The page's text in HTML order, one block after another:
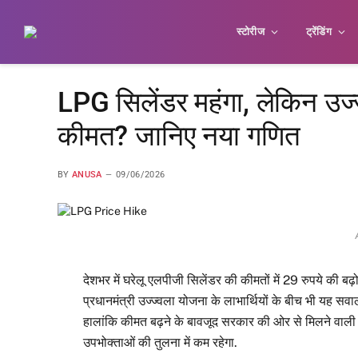
स्टोरीज ट्रेंडिंग
LPG सिलेंडर महंगा, लेकिन
कीमत? जानिए नया गणित
BY ANUSA 09/06/2026
देशभर में घरेलू एलपीजी सिलेंडर की कीमतों में 29 रुपये की
प्रधानमंत्री उज्ज्वला योजना के लाभार्थियों के बीच भी यह
हालांकि कीमत बढ़ने के बावजूद सरकार की ओर से मिलने वाली
उपभोक्ताओं की तुलना में कम रहेगा.